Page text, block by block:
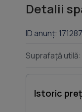
lemn masiv
totala, fara
pentru
calitatea
Detalii
ID anunț:
Suprafață utilă:
Istoric preț